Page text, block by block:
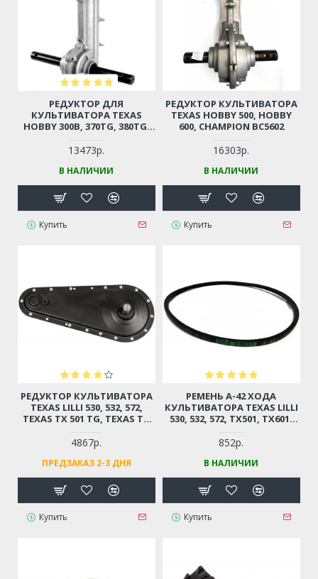
РЕДУКТОР ДЛЯ
КУЛЬТИВАТОРА TEXAS
HOBBY 300B, 370TG, 380TG,
CARVER T-400, T-450
13473р.
В НАЛИЧИИ
Купить
РЕДУКТОР КУЛЬТИВАТОРА
TEXAS HOBBY 500, HOBBY
600, CHAMPION BC5602
16303р.
В НАЛИЧИИ
Купить
РЕДУКТОР КУЛЬТИВАТОРА
TEXAS LILLI 530, 532, 572,
TEXAS TX 501 TG, TEXAS TX
BC6611, BC6712, BC6612H,
BC7712, BC7612H, CARVER T-
650R, T-651R
4867р.
ПРЕДЗАКАЗ 2-3 ДНЯ
Купить
РЕМЕНЬ А-42 ХОДА
КУЛЬТИВАТОРА TEXAS LILLI
530, 532, 572, TX501, TX601,
STURM, CARVER,
ЭНЕРГОМАШ (РЕЗИНА)
852р.
В НАЛИЧИИ
Купить